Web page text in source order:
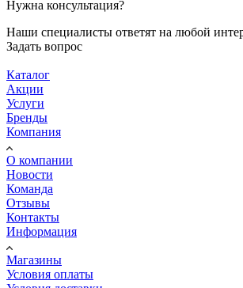
Нужна консультация?
Наши специалисты ответят на любой
Задать вопрос
Каталог
Акции
Услуги
Бренды
Компания
О компании
Новости
Команда
Отзывы
Контакты
Информация
Магазины
Условия оплаты